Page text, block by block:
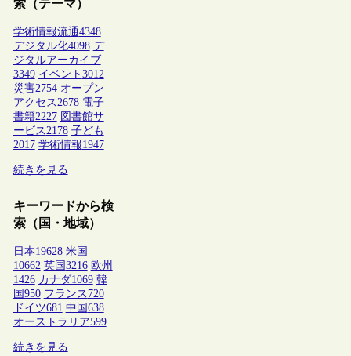
索（テーマ）
学術情報流通4348
デジタル化4098 デ
ジタルアーカイブ
3349 イベント 3012
災害2754 オープン
アクセス2678 電子
書籍2227 図書館サ
ービス2178 子ども
2017 学術情報1947
続きを見る
キーワードから検
索（国・地域）
日本19628 米国
10662 英国 3216 欧州
1426 カナダ1069 韓
国 950 フランス 720
ドイツ681 中国 638
オーストラリア599
続きを見る